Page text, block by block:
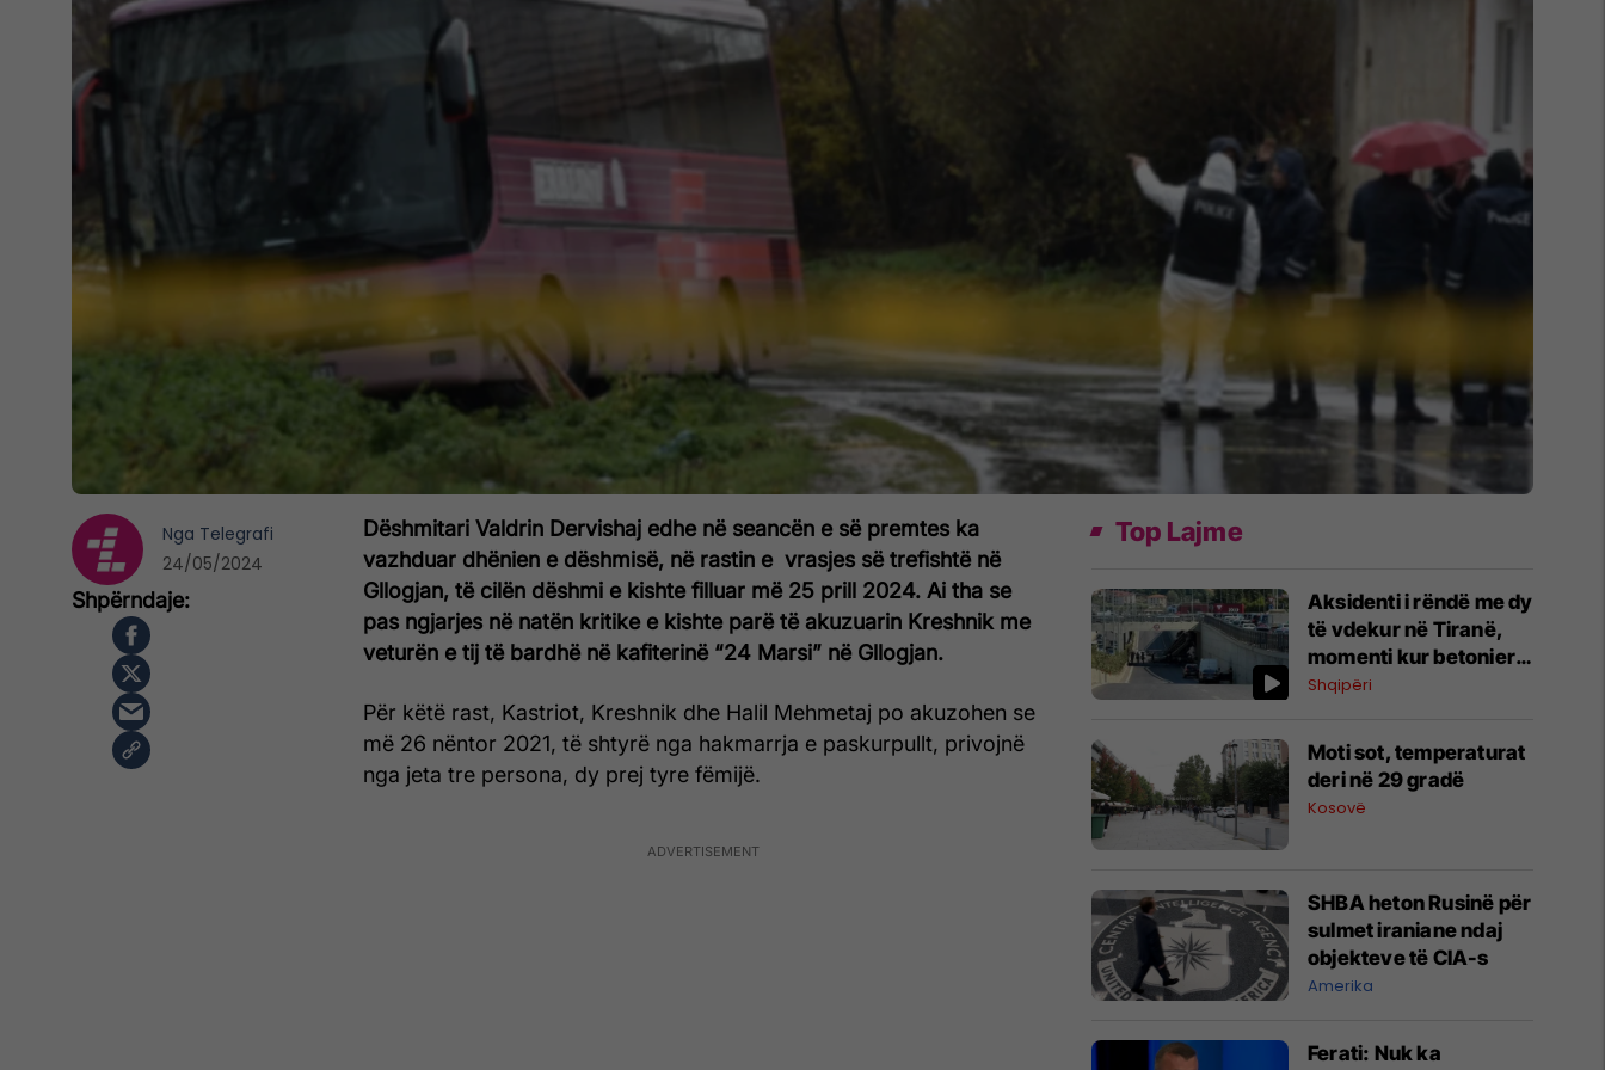
Dëshmitari Valdrin Dervishaj edhe në seancën e së premtes ka
vazhduar dhënien e dëshmisë, në rastin e vrasjes së trefishtë në
Gllogjan, të cilën dëshmi e kishte filluar më 25 prill 2024. Ai tha se
pas ngjarjes në natën kritike e kishte parë të akuzuarin Kreshnik me
veturën e tij të bardhë në kafiterinë “24 Marsi” në Gllogjan.
Për këtë rast, Kastriot, Kreshnik dhe Halil Mehmetaj po akuzohen se
më 26 nëntor 2021, të shtyrë nga hakmarrja e paskurpullt, privojnë
nga jeta tre persona, dy prej tyre fëmijë.
Nga Telegrafi
24/05/2024
Top Lajme
Aksidenti i rëndë me dy
të vdekur në Tiranë,
momenti kur betonierja
përplaset me barrierat
Shqipëri
Moti sot, temperaturat
deri në 29 gradë
Kosovë
SHBA heton Rusinë për
sulmet iraniane ndaj
objekteve të CIA-s
Amerika
Ferati: Nuk ka